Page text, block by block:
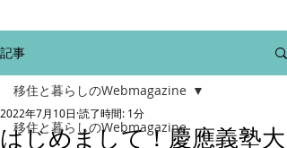
記事
移住と暮らしのWebmagazine
移住と暮らしのWebmagazine
はじめまして！慶應義塾大
2022年7月10日 読了時間: 1分